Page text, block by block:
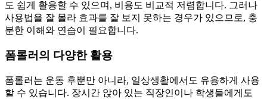
도 쉽게 활용할 수 있으며, 비용도 비교적 저렴합니다. 그러나
사용법을 잘 몰라 효과를 잘 보지 못하는 경우가 있으므로, 충
분한 이해와 연습이 필요합니다.
폼롤러의 다양한 활용
폼롤러는 운동 후뿐만 아니라, 일상생활에서도 유용하게 사용
할 수 있습니다. 장시간 앉아 있는 직장인이나 학생들에게도